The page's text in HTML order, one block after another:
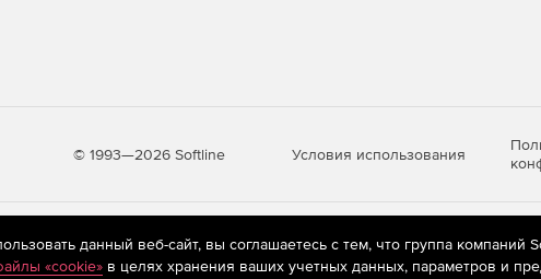
© 1993—2026 Softline Условия использования
применяютсярекомендательные технологии(информационные
к предпочтениям пользователей сети «Интернет»,
данный веб-сайт, вы соглашаетесь с тем, что группа компаний
«cookie»в целях хранения ваших учетных данных, параметров и